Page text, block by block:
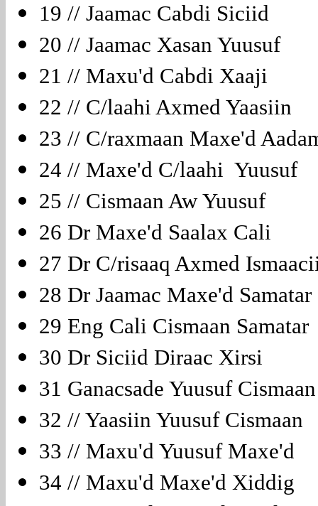
19 // Jaamac Cabdi Siciid
20 // Jaamac Xasan Yuusuf
21 // Maxu'd Cabdi Xaaji
22 // C/laahi Axmed Yaasiin
23 // C/raxmaan Maxe'd
24 // Maxe'd C/laahi Yuusuf
25 // Cismaan Aw Yuusuf
26 Dr Maxe'd Saalax Cali
27 Dr C/risaaq Axmed
28 Dr Jaamac Maxe'd
29 Eng Cali Cismaan
30 Dr Siciid Diraac Xirsi
31 Ganacsade Yuusuf
32 // Yaasiin Yuusuf
33 // Maxu'd Yuusuf Maxe'd
34 // Maxu'd Maxe'd Xiddig